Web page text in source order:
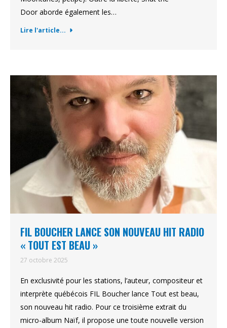
Door aborde également les…
Lire l'article...
FIL BOUCHER LANCE SON NOUVEAU HIT RADIO
« TOUT EST BEAU »
27 octobre 2025
En exclusivité pour les stations, l’auteur, compositeur et
interprète québécois FIL Boucher lance Tout est beau,
son nouveau hit radio. Pour ce troisième extrait du
micro-album Naïf, il propose une toute nouvelle version